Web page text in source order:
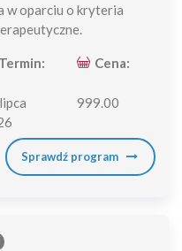
w oparciu o kryteria
Termin: Cena:
999.00
Sprawdź program